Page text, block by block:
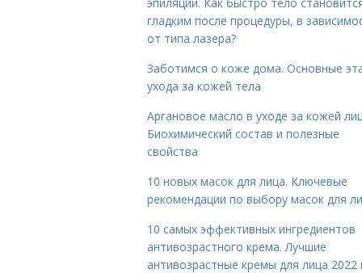
гладким после процедуры, в
от типа лазера?
Заботимся о коже дома. Основные
ухода за кожей тела
Аргановое масло в уходе за кожей
Биохимический состав и полезные
свойства
10 новых масок для лица. Ключевые
рекомендации по выбору масок для
10 самых эффективных ингредиентов
антивозрастного крема. Лучшие
антивозрастные кремы для лица 2022